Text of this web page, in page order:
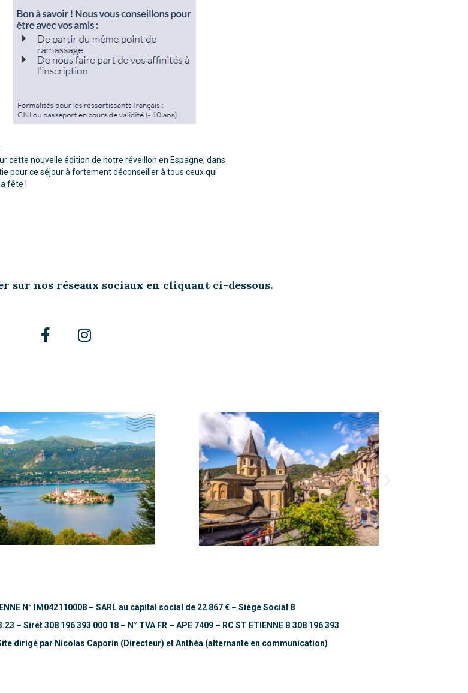
cette nouvelle édition de notre réveillon en Espagne, dans
pour ce séjour à fortement déconseiller à tous ceux qui
fête !
sur nos réseaux sociaux en cliquant ci-dessous.
N° IM042110008 – SARL au capital social de 22 867 € – Siège Social 8
– Siret 308 196 393 000 18 – N° TVA FR – APE 7409 – RC ST ETIENNE B 308 196 393
dirigé par Nicolas Caporin (Directeur) et Anthéa (alternante en communication)